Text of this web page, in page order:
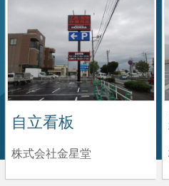
自立看板
株式会社金星堂